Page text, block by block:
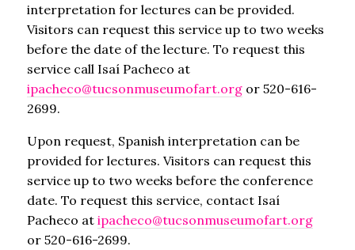
interpretation for lectures can be provided.
Visitors can request this service up to two weeks
before the date of the lecture. To request this
service call Isaí Pacheco at
ipacheco@tucsonmuseumofart.orgor 520-616-
2699.
Upon request, Spanish interpretation can be
provided for lectures. Visitors can request this
service up to two weeks before the conference
date. To request this service, contact Isaí
Pacheco at ipacheco@tucsonmuseumofart.org
or 520-616-2699.